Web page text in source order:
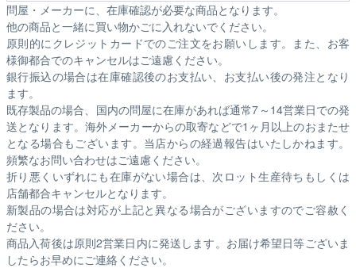
問屋・メーカーに、在庫確認が必要な商品となります。
他の商品と一緒に買い物かごに入れないでください。
原則的にクレジットカードでのご注文をお願いします。また、お客
様御都合でのキャンセルはご遠慮ください。
銀行振込の場合は在庫確認後のお支払い、お支払い後の発注となり
ます。
既存製品の場合、国内の問屋に在庫があれば通常7～14営業日での発
送となります。海外メーカーからの取寄などで1ヶ月以上のおまたせ
となる場合もございます。 当店からの経過報告はいたしかねます。
頻繁なお問い合わせはご遠慮ください。
折り悪くいずれにも在庫がない場合は、次ロット生産待ちもしくは
店舗都合キャンセルとなります。
新製品の場合は対応が上記と異なる場合がございますのでご容赦く
ださい。
商品入荷後は原則2営業日内に発送します。お届け希望日等ございま
したらお早めにご連絡ください。